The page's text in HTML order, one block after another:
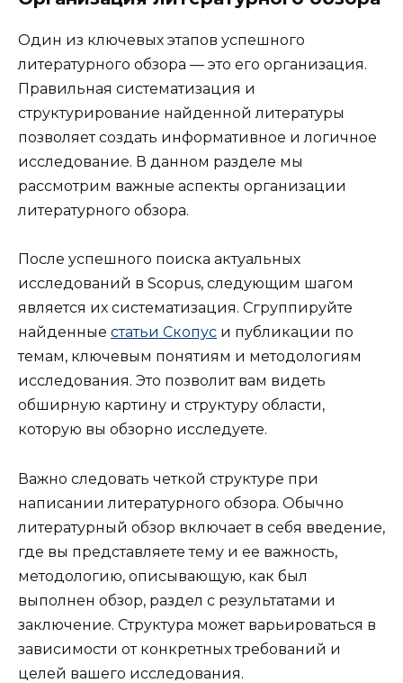
Один из ключевых этапов успешного
литературного обзора — это его организация.
Правильная систематизация и
структурирование найденной литературы
позволяет создать информативное и логичное
исследование. В данном разделе мы
рассмотрим важные аспекты организации
литературного обзора.
После успешного поиска актуальных
исследований в Scopus, следующим шагом
является их систематизация. Сгруппируйте
найденные статьи Скопус и публикации по
темам, ключевым понятиям и методологиям
исследования. Это позволит вам видеть
обширную картину и структуру области,
которую вы обзорно исследуете.
Важно следовать четкой структуре при
написании литературного обзора. Обычно
литературный обзор включает в себя введение,
где вы представляете тему и ее важность,
методологию, описывающую, как был
выполнен обзор, раздел с результатами и
заключение. Структура может варьироваться в
зависимости от конкретных требований и
целей вашего исследования.